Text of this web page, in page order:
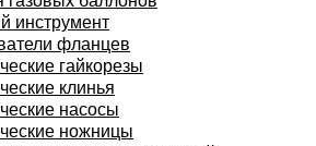
инструмент
фланцев
гайкорезы
клинья
насосы
ножницы